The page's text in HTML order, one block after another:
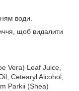
води.
щоб видалити
Vera) Leaf Juice,
Cetearyl Alcohol,
Parkii (Shea)